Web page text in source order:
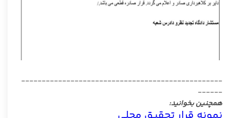
-------------------------------------------------
------
همچنین بخوانید: